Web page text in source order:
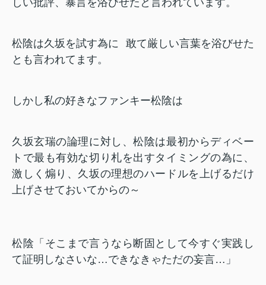
しい批評、暴言を浴びせたと言われています。
松陰は久坂を試す為に
敢て厳しい言葉を浴びせた
とも言われてます。
しかし私の好きなファンキー松陰は
久坂玄瑞の論理に対し、松陰は最初からディベー
トで最も有効な切り札を出すタイミングの為に、
激しく煽り、久坂の理想のハードルを上げるだけ
上げさせておいてからの～
松陰「そこまで言うなら断固として今すぐ実践し
て証明しなさいな…できなきゃただの妄言…」